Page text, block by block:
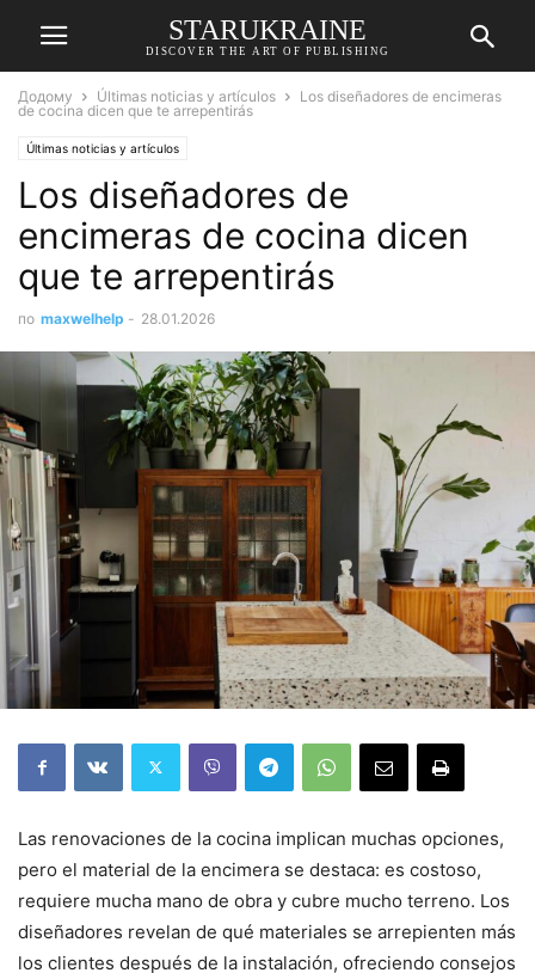
STARUKRAINE
DISCOVER THE ART OF PUBLISHING
Додому Últimas noticias y artículos
Los diseñadores de encimeras
de cocina dicen que te arrepentirás
Últimas noticias y artículos
Los diseñadores de
encimeras de cocina dicen
que te arrepentirás
по maxwelhelp - 28.01.2026
Las renovaciones de la cocina implican muchas opciones,
pero el material de la encimera se destaca: es costoso,
requiere mucha mano de obra y cubre mucho terreno. Los
diseñadores revelan de qué materiales se arrepienten más
los clientes después de la instalación, ofreciendo consejos